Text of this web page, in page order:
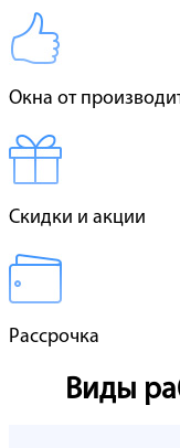
Окна от
Скидки и акции
Рассрочка
Виды